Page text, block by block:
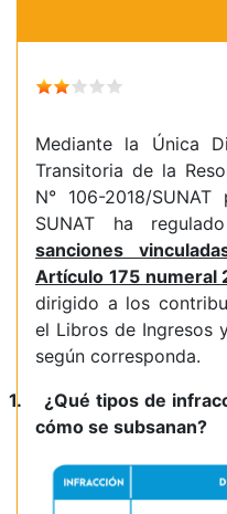
Mediante la Única
Transitoria de la
N° 106-2018/
SUNAT ha
sanciones
Artículo 175 numeral
dirigido a los
el Libros de Ingresos
según corresponda.
1.
¿Qué tipos de
cómo se subsanan?